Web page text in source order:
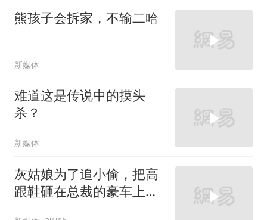
熊孩子会拆家，不输二哈
新媒体
难道这是传说中的摸头
杀？
新媒体
灰姑娘为了追小偷，把高
跟鞋砸在总裁的豪车上，